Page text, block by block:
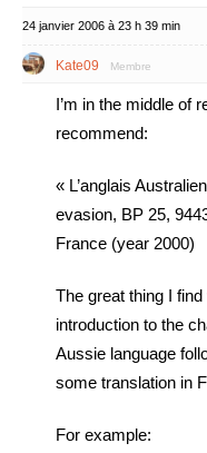
24 janvier 2006 à 23 h 39 min
Kate09 Membre
I’m in the middle of
recommend:
« L’anglais
evasion, BP 25,
France (year 2000)
The great thing I
introduction to the
Aussie language
some translation in
For example: